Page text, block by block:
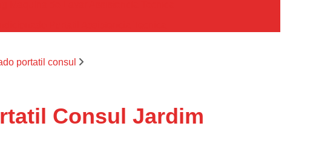
Tecnica Ar Condicionado Portatil
Tecnica Ar Condicionado Portatil Philco
portatil consul
Consul Jardim